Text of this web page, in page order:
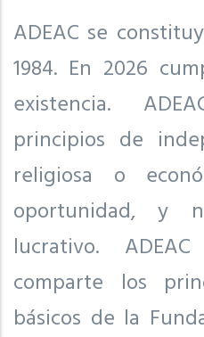
ADEAC se
1984. En 2026
existencia.
principios de
religiosa o
oportunidad, y
lucrativo.
comparte los
básicos de la